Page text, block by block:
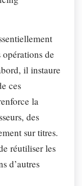
de
il instaure
ces
la
des
sur titres.
réutiliser les
d’autres